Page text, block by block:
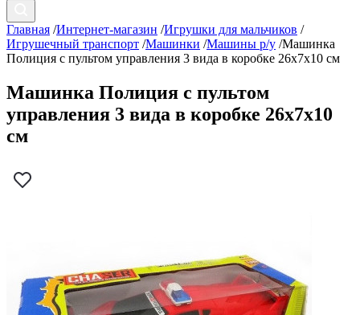
Главная /Интернет-магазин /Игрушки для мальчиков /
Игрушечный транспорт /Машинки /Машины р/у /Машинка
Полиция с пультом управления 3 вида в коробке 26х7х10 см
Машинка Полиция с пультом
управления 3 вида в коробке 26х7х10
см